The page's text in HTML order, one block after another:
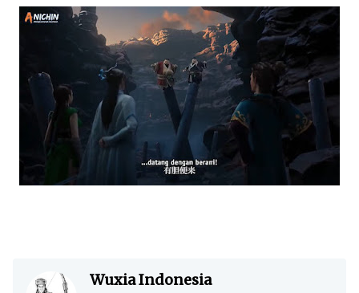
Wuxia Indonesia